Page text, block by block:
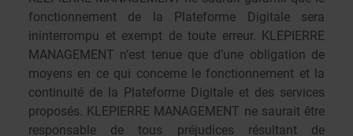
fonctionnement de la Plateforme Digitale sera
ininterrompu et exempt de toute erreur. KLEPIERRE
MANAGEMENT n’est tenue que d’une obligation de
moyens en ce qui concerne le fonctionnement et la
continuité de la Plateforme Digitale et des services
proposés. KLEPIERRE MANAGEMENT ne saurait être
responsable de tous préjudices résultant de